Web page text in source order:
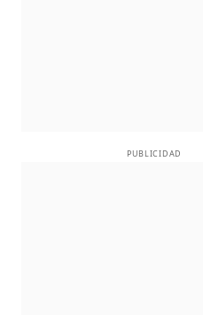
PUBLICIDAD